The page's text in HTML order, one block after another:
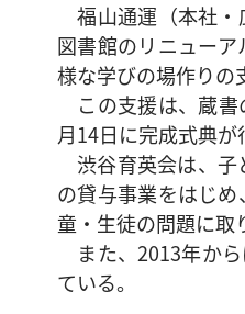
福山通運（本社・
図書館のリニュー
様な学びの場作りの
この支援は、蔵書
月14日に完成式典が
渋谷育英会は、子
の貸与事業をはじ
童・生徒の問題に取
また、2013年か
ている。